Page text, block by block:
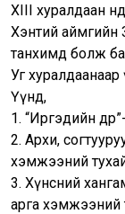
XIII хуралдаан
Хэнтий аймгийн
танхимд болж
Уг
Үүнд,
1. “Иргэдийн
2. Архи,
хэмжээний
3. Хүнсний
арга хэмжээний